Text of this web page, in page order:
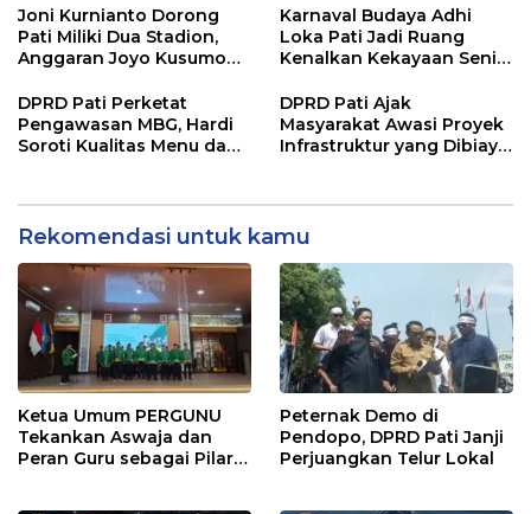
Independen
Joni Kurnianto Dorong
Pati Miliki Dua Stadion,
Anggaran Joyo Kusumo
Karnaval Budaya Adhi
Loka Pati Jadi Ruang
Kenalkan Kekayaan Seni
DPRD Pati Perketat
Pengawasan MBG, Hardi
Soroti Kualitas Menu dan
DPRD Pati Ajak
Masyarakat Awasi Proyek
Infrastruktur yang Dibiayai
Rekomendasi untuk kamu
Ketua Umum PERGUNU
Tekankan Aswaja dan
Peran Guru sebagai Pilar
Peternak Demo di
Pendopo, DPRD Pati Janji
Perjuangkan Telur Lokal